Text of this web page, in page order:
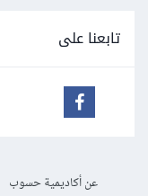
تابعنا على
عن أكاديمية حسوب